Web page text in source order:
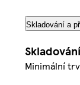
Skladování a
Skladování
Minimální